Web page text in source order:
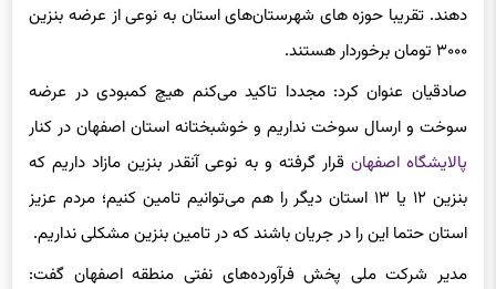
دهند. تقریبا حوزه های شهرستان‌های استان به نوعی از عرضه بنزین
۳۰۰۰ تومان برخوردار هستند.
صادقیان عنوان کرد: مجددا تاکید می‌کنم هیچ کمبودی در عرضه
سوخت و ارسال سوخت نداریم و خوشبختانه استان اصفهان در کنار
پالایشگاه اصفهان قرار گرفته و به نوعی آنقدر بنزین مازاد داریم که
بنزین ۱۲ یا ۱۳ استان دیگر را هم می‌توانیم تامین کنیم؛ مردم عزیز
استان حتما این را در جریان باشند که در تامین بنزین مشکلی نداریم.
مدیر شرکت ملی پخش فرآورده‌های نفتی منطقه اصفهان گفت: